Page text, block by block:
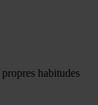
habitudes